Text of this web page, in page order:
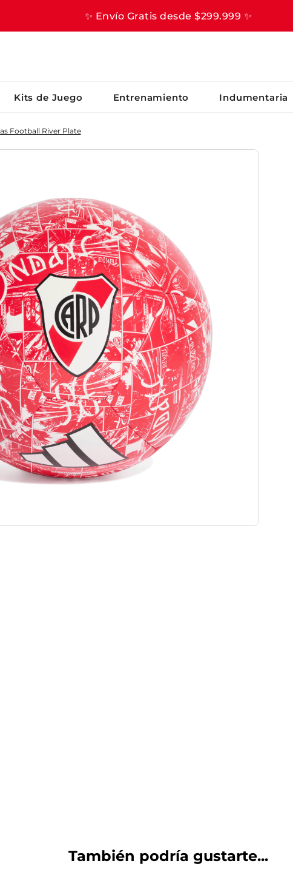
✨ Envío Gratis desde $299.999 ✨
Kits de Juego Entrenamiento Indumentaria
Football River Plate
También podría gustarte...
river